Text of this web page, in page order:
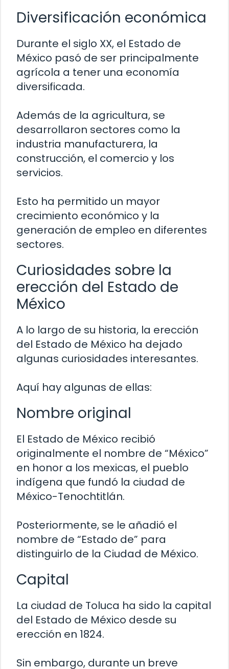
Diversificación económica
Durante el siglo XX, el Estado de
México pasó de ser principalmente
agrícola a tener una economía
diversificada.
Además de la agricultura, se
desarrollaron sectores como la
industria manufacturera, la
construcción, el comercio y los
servicios.
Esto ha permitido un mayor
crecimiento económico y la
generación de empleo en diferentes
sectores.
Curiosidades sobre la
erección del Estado de
México
A lo largo de su historia, la erección
del Estado de México ha dejado
algunas curiosidades interesantes.
Aquí hay algunas de ellas:
Nombre original
El Estado de México recibió
originalmente el nombre de “México”
en honor a los mexicas, el pueblo
indígena que fundó la ciudad de
México-Tenochtitlán.
Posteriormente, se le añadió el
nombre de “Estado de” para
distinguirlo de la Ciudad de México.
Capital
La ciudad de Toluca ha sido la capital
del Estado de México desde su
erección en 1824.
Sin embargo, durante un breve